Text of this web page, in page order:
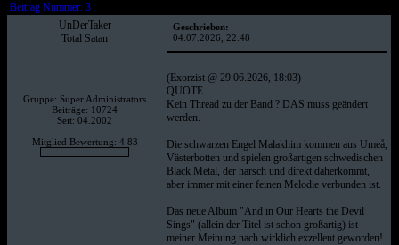
Beitrag Nummer: 3
UnDerTaker
Total Satan
Gruppe: Super Administrators
Beiträge: 10724
Seit: 04.2002
Mitglied Bewertung: 4.83
Geschrieben:
04.07.2026, 22:48
(Exorzist @ 29.06.2026, 18:03)
QUOTE
Kein Thread zu der Band ? DAS muss geändert
werden.
Die schwarzen Engel Malakhim kommen aus Umeå,
Västerbotten und spielen großartigen schwedischen
Black Metal, der harsch und direkt daherkommt,
aber immer mit einer feinen Melodie verbunden ist.
Das neue Album "And in Our Hearts the Devil
Sings" (allein der Titel ist schon großartig) ist
meiner Meinung nach wirklich exzellent geworden!